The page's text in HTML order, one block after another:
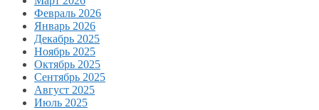
Февраль 2026
Январь 2026
Декабрь 2025
Ноябрь 2025
Октябрь 2025
Сентябрь 2025
Август 2025
Июль 2025